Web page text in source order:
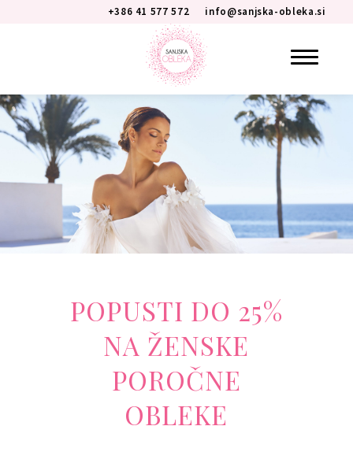
info@sanjska-obleka.si
+386 41 577 572
POPUSTI DO 25%
NA ŽENSKE
POROČNE
OBLEKE